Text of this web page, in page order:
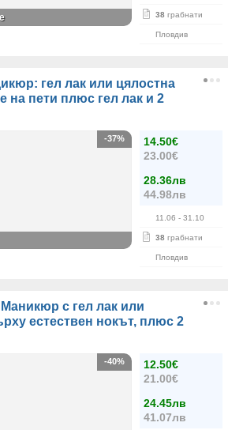
38 грабнати
Пловдив
гел лак или цялостна
на пети плюс гел лак и 2
14.50€
23.00€
28.36лв
44.98лв
11.06 - 31.10
38 грабнати
Пловдив
-37%
с гел лак или
естествен нокът, плюс 2
12.50€
21.00€
24.45лв
41.07лв
-40%